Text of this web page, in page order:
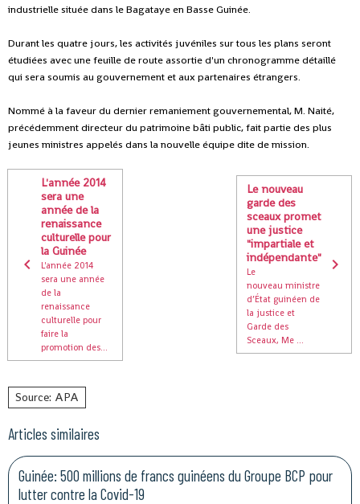
industrielle située dans le Bagataye en Basse Guinée.
Durant les quatre jours, les activités juvéniles sur tous les plans seront
étudiées avec une feuille de route assortie d'un chronogramme détaillé
qui sera soumis au gouvernement et aux partenaires étrangers.
Nommé à la faveur du dernier remaniement gouvernemental, M. Naité,
précédemment directeur du patrimoine bâti public, fait partie des plus
jeunes ministres appelés dans la nouvelle équipe dite de mission.
L'année 2014
sera une
année de la
renaissance
culturelle pour
la Guinée
L'année 2014
sera une année
de la
renaissance
culturelle pour
faire la
promotion des...
Le nouveau
garde des
sceaux promet
une justice
"impartiale et
indépendante"
Le
nouveau ministre
d’État guinéen de
la justice et
Garde des
Sceaux, Me ...
Source: APA
Articles similaires
Guinée: 500 millions de francs guinéens du Groupe BCP pour
lutter contre la Covid-19